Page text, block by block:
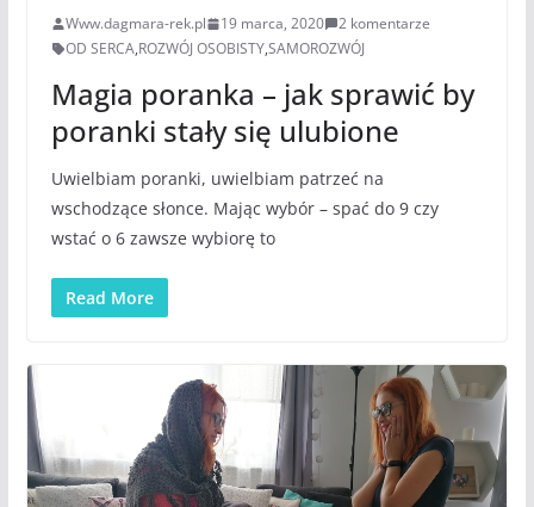
Www.dagmara-rek.pl 19 marca, 2020
2 komentarze
OD SERCA,ROZWÓJ OSOBISTY,SAMOROZWÓJ
Magia poranka – jak sprawić by
poranki stały się ulubione
Uwielbiam poranki, uwielbiam patrzeć na
wschodzące słonce. Mając wybór – spać do 9 czy
wstać o 6 zawsze wybiorę to
Read More